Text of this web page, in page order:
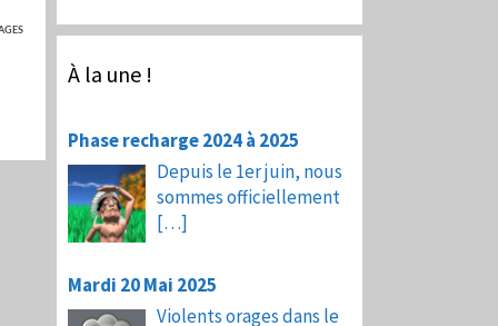
À la une !
Phase recharge 2024 à 2025
Depuis le 1er juin, nous
sommes officiellement
[…]
Mardi 20 Mai 2025
Violents orages dans le